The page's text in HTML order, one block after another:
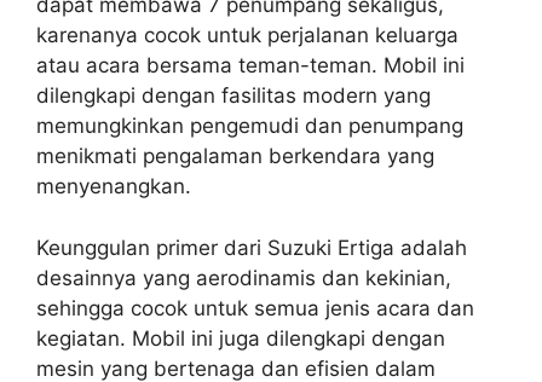
dapat membawa 7 penumpang sekaligus,
karenanya cocok untuk perjalanan keluarga
atau acara bersama teman-teman. Mobil ini
dilengkapi dengan fasilitas modern yang
memungkinkan pengemudi dan penumpang
menikmati pengalaman berkendara yang
menyenangkan.
Keunggulan primer dari Suzuki Ertiga adalah
desainnya yang aerodinamis dan kekinian,
sehingga cocok untuk semua jenis acara dan
kegiatan. Mobil ini juga dilengkapi dengan
mesin yang bertenaga dan efisien dalam